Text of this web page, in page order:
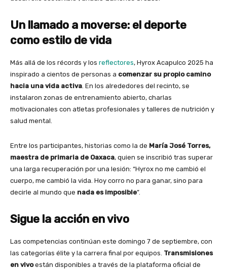
Un llamado a moverse: el deporte
como estilo de vida
Más allá de los récords y los reflectores, Hyrox Acapulco 2025 ha
inspirado a cientos de personas a comenzar su propio camino
hacia una vida activa . En los alrededores del recinto, se
instalaron zonas de entrenamiento abierto, charlas
motivacionales con atletas profesionales y talleres de nutrición y
salud mental.
Entre los participantes, historias como la de María José Torres,
maestra de primaria de Oaxaca, quien se inscribió tras superar
una larga recuperación por una lesión: “Hyrox no me cambió el
cuerpo, me cambió la vida. Hoy corro no para ganar, sino para
decirle al mundo que nada es imposible”.
Sigue la acción en vivo
Las competencias continúan este domingo 7 de septiembre, con
las categorías élite y la carrera final por equipos. Transmisiones
en vivoestán disponibles a través de la plataforma oficial de